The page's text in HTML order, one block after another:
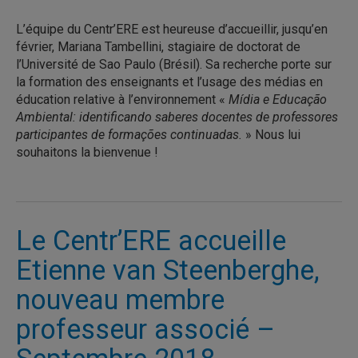
L’équipe du Centr’ERE est heureuse d’accueillir, jusqu’en
février, Mariana Tambellini, stagiaire de doctorat de
l’Université de Sao Paulo (Brésil). Sa recherche porte sur
la formation des enseignants et l’usage des médias en
éducation relative à l’environnement « Mídia e Educação
Ambiental: identificando saberes docentes de professores
participantes de formações continuadas. » Nous lui
souhaitons la bienvenue !
Le Centr’ERE accueille
Etienne van Steenberghe,
nouveau membre
professeur associé –